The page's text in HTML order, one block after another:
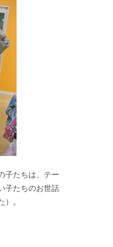
子たちは、テー
子たちのお世話
。